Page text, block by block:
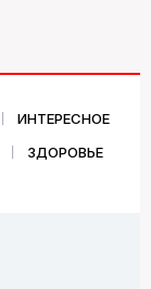
ИНТЕРЕСНОЕ
ЗДОРОВЬЕ